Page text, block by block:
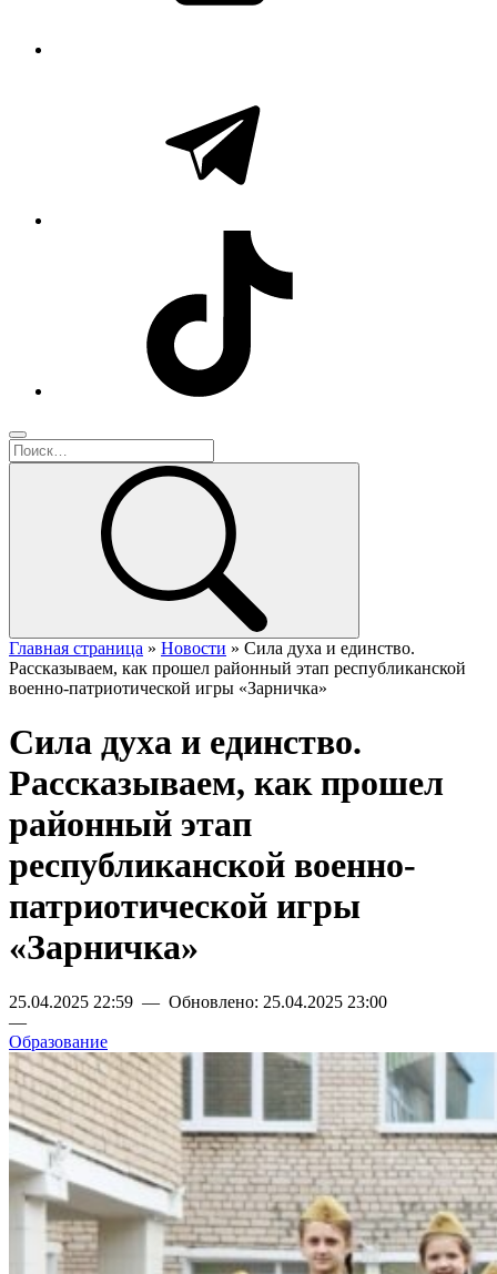
Главная страница » Новости » Сила духа и единство.
Рассказываем, как прошел районный этап республиканской
военно-патриотической игры «Зарничка»
Сила духа и единство.
Рассказываем, как прошел
районный этап
республиканской военно-
патриотической игры
«Зарничка»
25.04.2025 22:59 — Обновлено: 25.04.2025 23:00
—
Образование